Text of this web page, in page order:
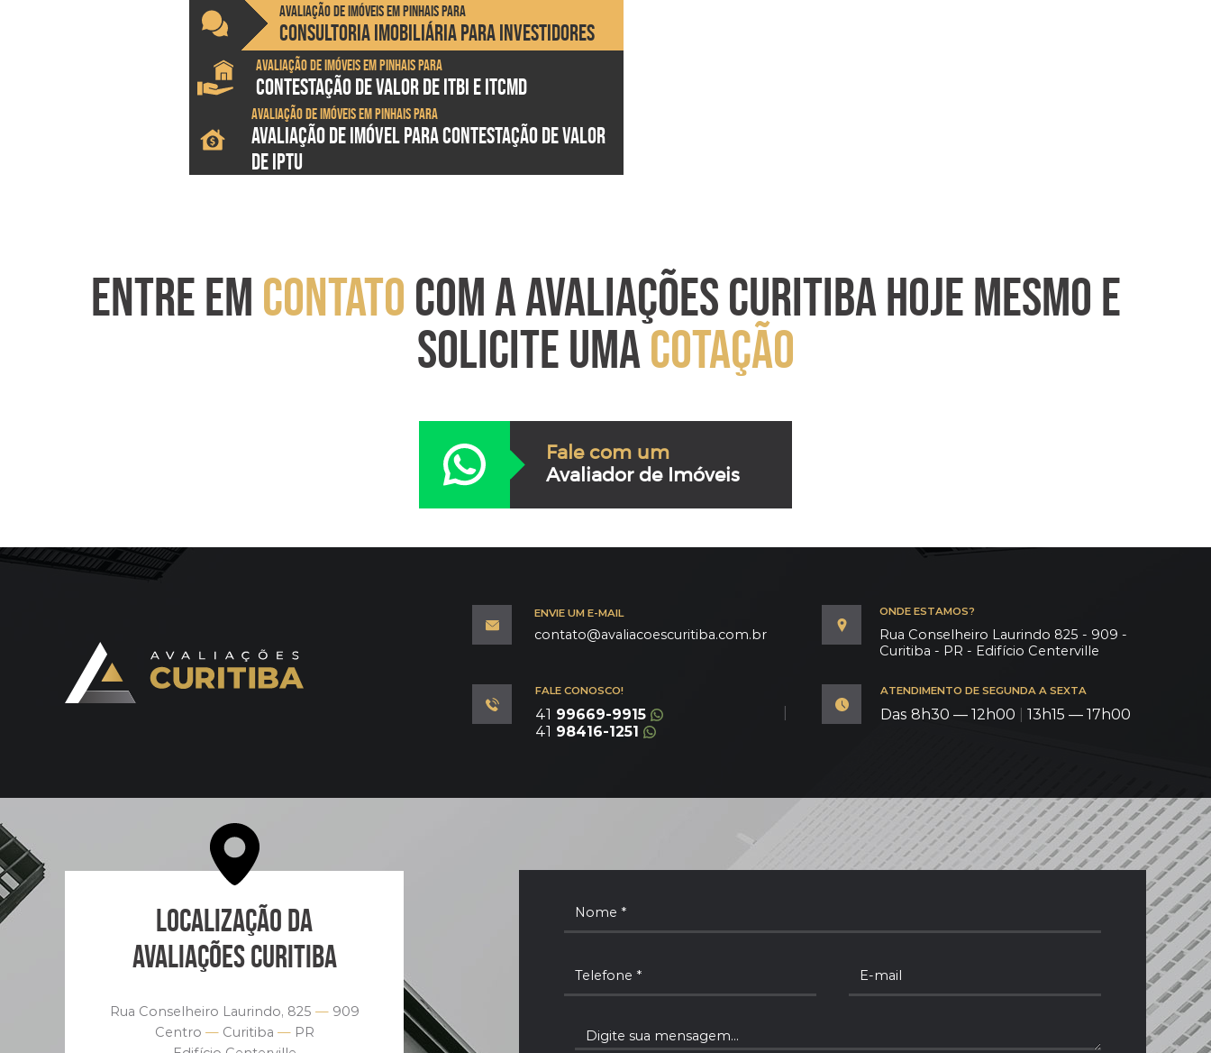
Avaliação de imóveis em Pinhais para
CONSULTORIA IMOBILIÁRIA PARA INVESTIDORES
Avaliação de imóveis em Pinhais para
CONTESTAÇÃO DE VALOR DE ITBI E ITCMD
Avaliação de imóveis em Pinhais para
AVALIAÇÃO DE IMÓVEL PARA CONTESTAÇÃO DE VALOR
DE IPTU
ENTRE EM CONTATO COM A AVALIAÇÕES CURITIBA HOJE MESMO E
SOLICITE UMACOTAÇÃO
Fale com um
Avaliador de Imóveis
ENVIE UM E-MAIL
contato@avaliacoescuritiba.com.br
ONDE ESTAMOS?
Rua Conselheiro Laurindo 825 - 909 -
Curitiba - PR - Edifício Centerville
FALE CONOSCO!
41 99669-9915
41 98416-1251
ATENDIMENTO DE SEGUNDA A SEXTA
Das 8h30 — 12h00 13h15 — 17h00
LOCALIZAÇÃO DA
AVALIAÇÕES CURITIBA
Rua Conselheiro Laurindo, 825 —909
Centro —Curitiba —PR